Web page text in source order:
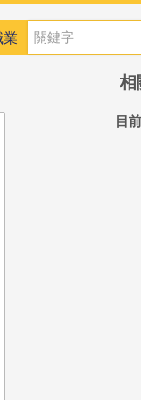
業
相
目